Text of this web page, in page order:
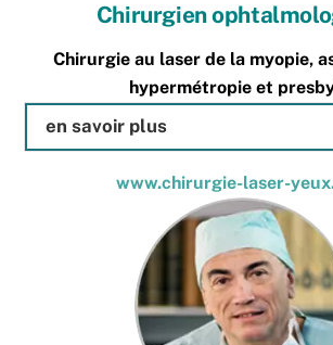
Chirurgien
Chirurgie au laser de la myopie,
hypermétropie et
en savoir plus
www.chirurgie-laser-